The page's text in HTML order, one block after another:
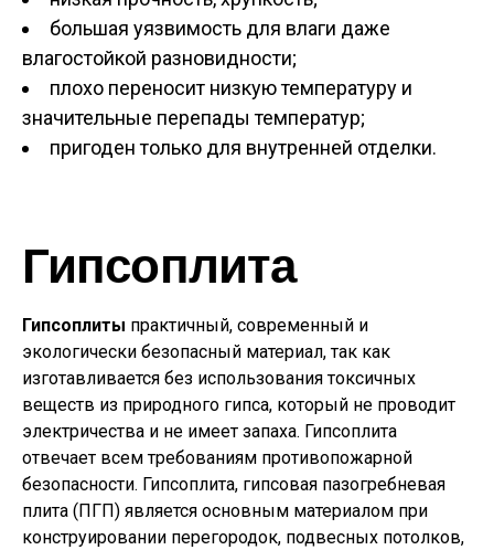
большая уязвимость для влаги даже
влагостойкой разновидности;
плохо переносит низкую температуру и
значительные перепады температур;
пригоден только для внутренней отделки.
Гипсоплита
Гипсоплиты практичный, современный и
экологически безопасный материал, так как
изготавливается без использования токсичных
веществ из природного гипса, который не проводит
электричества и не имеет запаха. Гипсоплита
отвечает всем требованиям противопожарной
безопасности. Гипсоплита, гипсовая пазогребневая
плита (ПГП) является основным материалом при
конструировании перегородок, подвесных потолков,